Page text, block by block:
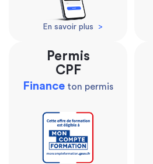
En savoir plus >
Permis
CPF
Finance ton permis